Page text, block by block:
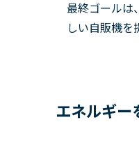
最終ゴールは
しい自販機を
エネルギー